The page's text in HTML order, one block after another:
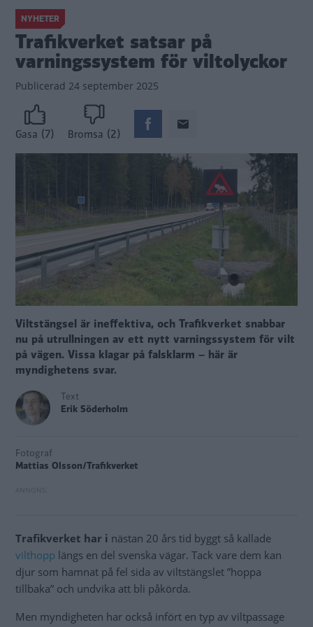
NYHETER
Trafikverket satsar på
varningssystem för viltolyckor
Publicerad 24 september 2025
Gasa (7) Bromsa (2)
Viltstängsel är ineffektiva, och Trafikverket snabbar
nu på utrullningen av ett nytt varningssystem för vilt
på vägen. Vissa klagar på falsklarm – här är
myndighetens svar.
Text
Erik Söderholm
Fotograf
Mattias Olsson/Trafikverket
Trafikverket har i nästan 20 års tid byggt så kallade
vilthopp längs en del svenska vägar. Tack vare dem kan
djur som hamnat på fel sida av viltstängslet ”hoppa
tillbaka” och undvika att bli påkörda.
Men myndigheten har också infört en typ av viltpassage